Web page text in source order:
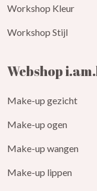
Workshop Kleur
Workshop Stijl
Webshop
Make-up gezicht
Make-up ogen
Make-up wangen
Make-up lippen